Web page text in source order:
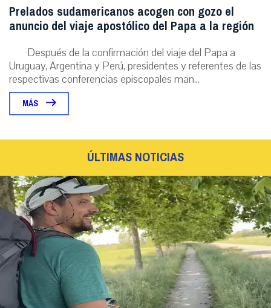
Prelados sudamericanos acogen con gozo el
anuncio del viaje apostólico del Papa a la región
Después de la confirmación del viaje del Papa a
Uruguay, Argentina y Perú, presidentes y referentes de las
respectivas conferencias episcopales man...
MÁS
ÚLTIMAS NOTICIAS